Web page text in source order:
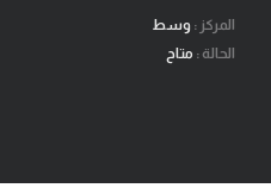
المركز : وسط
الحالة : متاح